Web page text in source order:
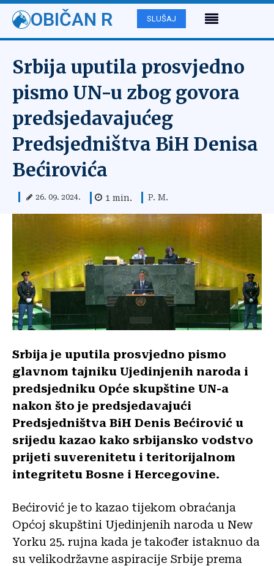
OBIČAN R SLUŠAJ
Srbija uputila prosvjedno
pismo UN-u zbog govora
predsjedavajućeg
Predsjedništva BiH Denisa
Bećirovića
26. 09. 2024. 1 min. P. M.
Srbija je uputila prosvjedno pismo
glavnom tajniku Ujedinjenih naroda i
predsjedniku Opće skupštine UN-a
nakon što je predsjedavajući
Predsjedništva BiH Denis Bećirović u
srijedu kazao kako srbijansko vodstvo
prijeti suverenitetu i teritorijalnom
integritetu Bosne i Hercegovine.
Bećirović je to kazao tijekom obraćanja
Općoj skupštini Ujedinjenih naroda u New
Yorku 25. rujna kada je također istaknuo da
su velikodržavne aspiracije Srbije prema